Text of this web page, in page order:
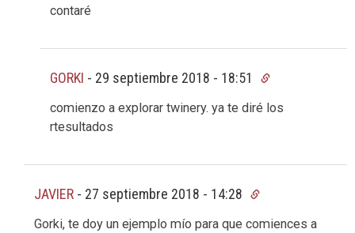
contaré
GORKI - 29 septiembre 2018 - 18:51
comienzo a explorar twinery. ya te diré los
rtesultados
JAVIER - 27 septiembre 2018 - 14:28
Gorki, te doy un ejemplo mío para que comiences a